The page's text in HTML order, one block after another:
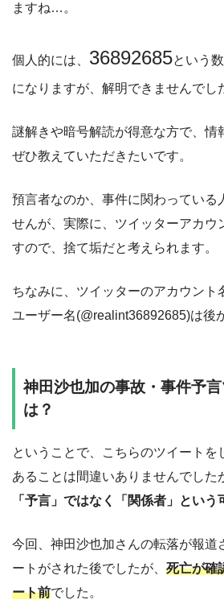
ますね…。
個人的には、 36892685という
になりますが、解明できませんでし
謎解きや暗号解読が得意な方で、情
ぜひ教えていただきたいです。
預言者なのか、事件に関わっている
せんが、実際に、ツイッターアカウ
すので、捨て垢だと考えられます。
ちなみに、ツイッターのアカウント
ユーザー名(@realint36892685)は後
神田沙也加の事故・事件予
は？
ということで、こちらのツイートを
あることは間違いありませんでした
「予言」ではなく「関係者」という
今回、神田沙也加さんの転落が報道
ートがされた後でしたが、 死亡が確
ート前でした。